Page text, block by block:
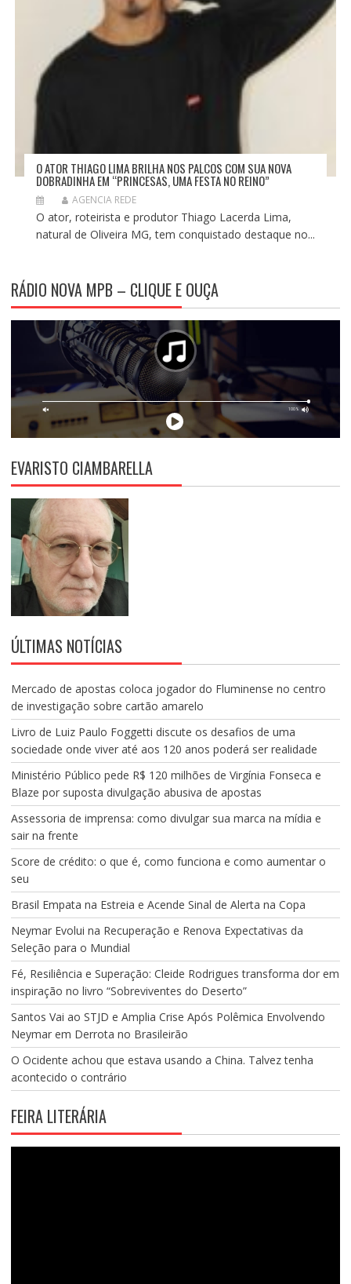
O ATOR THIAGO LIMA BRILHA NOS PALCOS COM SUA NOVA
DOBRADINHA EM “PRINCESAS, UMA FESTA NO REINO”
AGENCIA REDE
O ator, roteirista e produtor Thiago Lacerda Lima,
natural de Oliveira MG, tem conquistado destaque no...
RÁDIO NOVA MPB – CLIQUE E OUÇA
EVARISTO CIAMBARELLA
ÚLTIMAS NOTÍCIAS
Mercado de apostas coloca jogador do Fluminense no centro
de investigação sobre cartão amarelo
Livro de Luiz Paulo Foggetti discute os desafios de uma
sociedade onde viver até aos 120 anos poderá ser realidade
Ministério Público pede R$ 120 milhões de Virgínia Fonseca e
Blaze por suposta divulgação abusiva de apostas
Assessoria de imprensa: como divulgar sua marca na mídia e
sair na frente
Score de crédito: o que é, como funciona e como aumentar o
seu
Brasil Empata na Estreia e Acende Sinal de Alerta na Copa
Neymar Evolui na Recuperação e Renova Expectativas da
Seleção para o Mundial
Fé, Resiliência e Superação: Cleide Rodrigues transforma dor em
inspiração no livro “Sobreviventes do Deserto”
Santos Vai ao STJD e Amplia Crise Após Polêmica Envolvendo
Neymar em Derrota no Brasileirão
O Ocidente achou que estava usando a China. Talvez tenha
acontecido o contrário
FEIRA LITERÁRIA